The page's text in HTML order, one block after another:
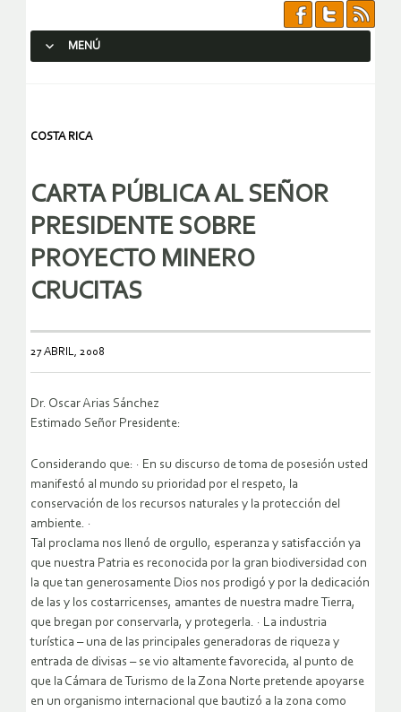
MENÚ
COSTA RICA
CARTA PÚBLICA AL SEÑOR
PRESIDENTE SOBRE
PROYECTO MINERO
CRUCITAS
27 ABRIL, 2008
Dr. Oscar Arias Sánchez
Estimado Señor Presidente:
Considerando que: · En su discurso de toma de posesión usted
manifestó al mundo su prioridad por el respeto, la
conservación de los recursos naturales y la protección del
ambiente. ·
Tal proclama nos llenó de orgullo, esperanza y satisfacción ya
que nuestra Patria es reconocida por la gran biodiversidad con
la que tan generosamente Dios nos prodigó y por la dedicación
de las y los costarricenses, amantes de nuestra madre Tierra,
que bregan por conservarla, y protegerla. · La industria
turística – una de las principales generadoras de riqueza y
entrada de divisas – se vio altamente favorecida, al punto de
que la Cámara de Turismo de la Zona Norte pretende apoyarse
en un organismo internacional que bautizó a la zona como